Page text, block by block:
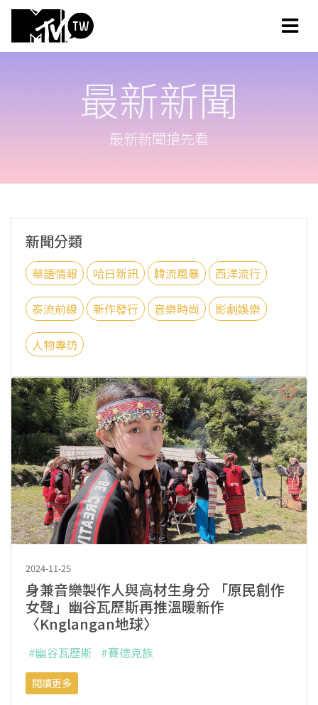
最新新聞
最新新聞搶先看
新聞分類
華語情報 哈日新訊 韓流風暴 西洋流行
泰流前線 新作發行 音樂時尚 影劇娛樂
人物專訪
2024-11-25
身兼音樂製作人與高材生身分 「原民創作
女聲」幽谷瓦歷斯再推溫暖新作
〈Knglangan地球〉
#幽谷瓦歷斯 #賽德克族
閱讀更多